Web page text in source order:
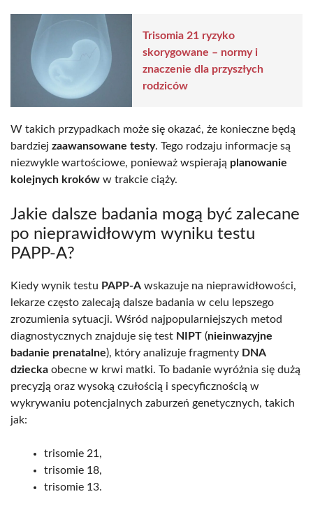
Trisomia 21 ryzyko
skorygowane – normy i
znaczenie dla przyszłych
rodziców
W takich przypadkach może się okazać, że konieczne będą
bardziej zaawansowane testy. Tego rodzaju informacje są
niezwykle wartościowe, ponieważ wspierają planowanie
kolejnych kroków w trakcie ciąży.
Jakie dalsze badania mogą być zalecane
po nieprawidłowym wyniku testu
PAPP-A?
Kiedy wynik testu PAPP-A wskazuje na nieprawidłowości,
lekarze często zalecają dalsze badania w celu lepszego
zrozumienia sytuacji. Wśród najpopularniejszych metod
diagnostycznych znajduje się test NIPT (nieinwazyjne
badanie prenatalne), który analizuje fragmenty DNA
dziecka obecne w krwi matki. To badanie wyróżnia się dużą
precyzją oraz wysoką czułością i specyficznością w
wykrywaniu potencjalnych zaburzeń genetycznych, takich
jak:
trisomie 21,
trisomie 18,
trisomie 13.